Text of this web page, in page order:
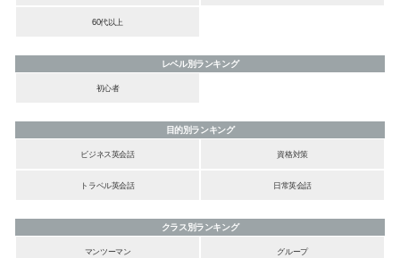
60代以上
レベル別ランキング
初心者
目的別ランキング
ビジネス英会話
資格対策
トラベル英会話 日常英会話
クラス別ランキング
マンツーマン
グループ